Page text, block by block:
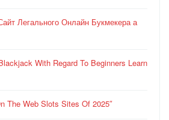
Легального Онлайн Букмекера а
With Regard To Beginners Learn
The Web Slots Sites Of 2025″